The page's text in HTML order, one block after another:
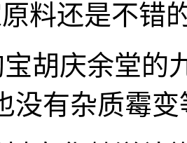
料还是不错
胡庆余堂的
没有杂质霉